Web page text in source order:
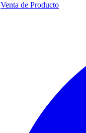
Venta de Producto